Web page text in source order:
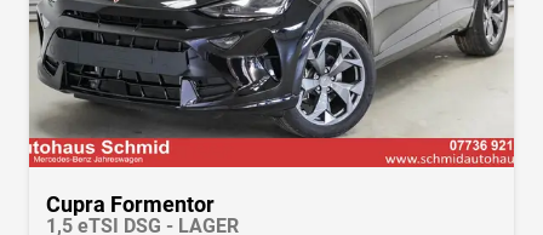
Cupra Formentor
1,5 eTSI DSG - LAGER